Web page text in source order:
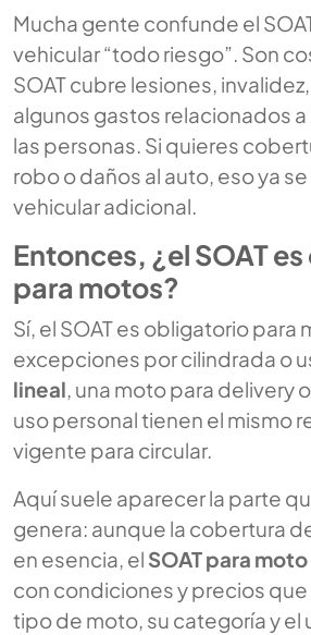
Mucha gente confunde el
vehicular “todo riesgo”. Son
SOAT cubre lesiones,
algunos gastos relacionados
las personas. Si quieres
robo o daños al auto, eso ya
vehicular adicional.
Entonces, ¿el SOAT
para motos?
Sí, el SOAT es obligatorio para
excepciones por cilindrada o
lineal, una moto para delivery
uso personal tienen el mismo
vigente para circular.
Aquí suele aparecer la parte
genera: aunque la cobertura
en esencia, el SOAT para moto
con condiciones y precios
tipo de moto, su categoría y el